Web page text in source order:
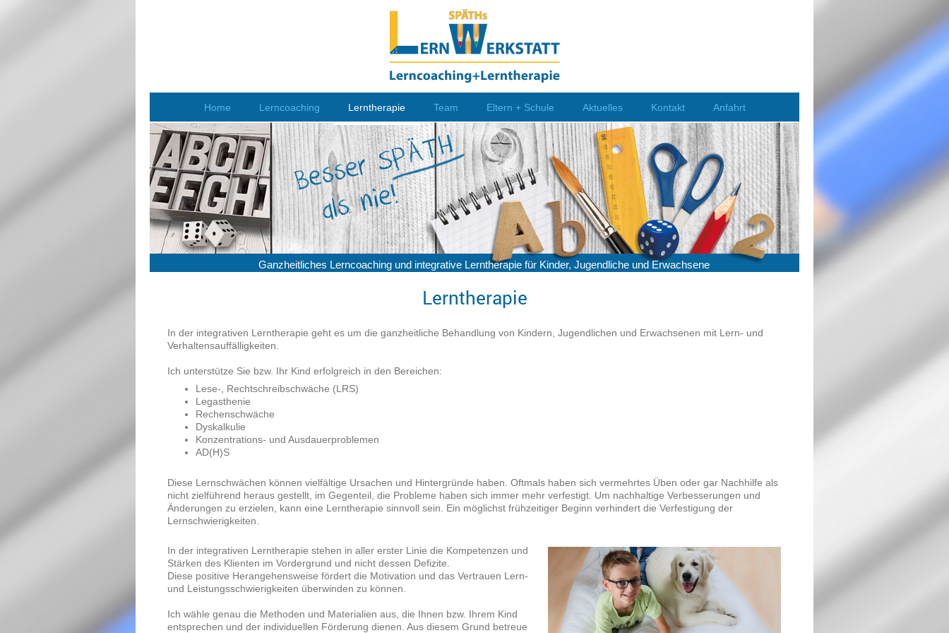
Home Lerncoaching Lerntherapie Team Eltern + Schule Aktuelles Kontakt Anfahrt
Ganzheitliches Lerncoaching und integrative Lerntherapie für Kinder, Jugendliche und Erwachsene
Lerntherapie
In der integrativen Lerntherapie geht es um die ganzheitliche Behandlung von Kindern, Jugendlichen und Erwachsenen mit Lern- und
Verhaltensauffälligkeiten.
Ich unterstütze Sie bzw. Ihr Kind erfolgreich in den Bereichen:
Lese-, Rechtschreibschwäche (LRS)
Legasthenie
Rechenschwäche
Dyskalkulie
Konzentrations- und Ausdauerproblemen
AD(H)S
Diese Lernschwächen können vielfältige Ursachen und Hintergründe haben. Oftmals haben sich vermehrtes Üben oder gar Nachhilfe als
nicht zielführend heraus gestellt, im Gegenteil, die Probleme haben sich immer mehr verfestigt. Um nachhaltige Verbesserungen und
Änderungen zu erzielen, kann eine Lerntherapie sinnvoll sein. Ein möglichst frühzeitiger Beginn verhindert die Verfestigung der
Lernschwierigkeiten.
In der integrativen Lerntherapie stehen in aller erster Linie die Kompetenzen und
Stärken des Klienten im Vordergrund und nicht dessen Defizite.
Diese positive Herangehensweise fördert die Motivation und das Vertrauen Lern-
und Leistungsschwierigkeiten überwinden zu können.
Ich wähle genau die Methoden und Materialien aus, die Ihnen bzw. Ihrem Kind
entsprechen und der individuellen Förderung dienen. Aus diesem Grund betreue